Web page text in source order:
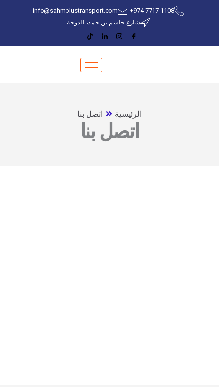
‎+974 7717 1108
info@sahmplustransport.com
شارع جاسم بن حمد، الدوحة
الرئيسية اتصل بنا
اتصل بنا